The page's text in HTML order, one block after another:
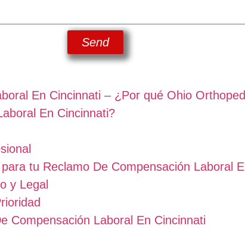
Send
En Cincinnati – ¿Por qué Ohio
En Cincinnati?
tu Reclamo De Compensación Laboral
y Legal
Compensación Laboral En Cincinnati